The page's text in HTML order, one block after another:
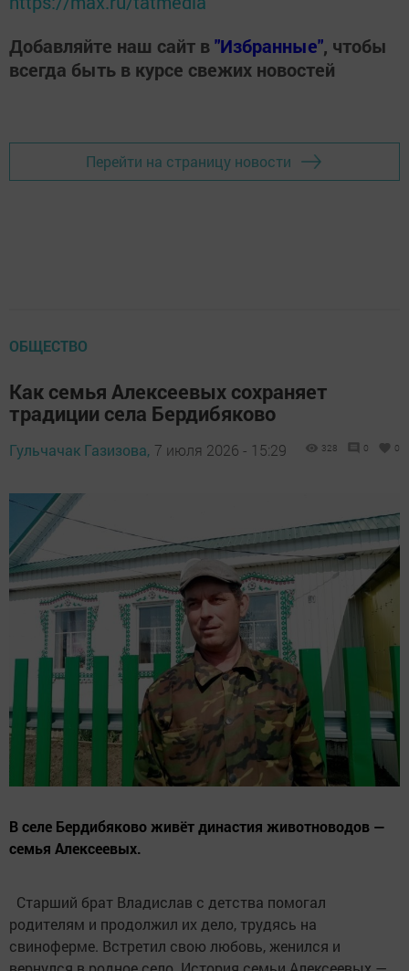
Добавляйте наш сайт в"Избранные", чтобы
всегда быть в курсе свежих новостей
Перейти на страницу новости
ОБЩЕСТВО
Как семья Алексеевых сохраняет
традиции села Бердибяково
Гульчачак Газизова, 7 июля 2026 - 15:29 328 0 0
В селе Бердибяково живёт династия животноводов —
семья Алексеевых.
Старший брат Владислав с детства помогал
родителям и продолжил их дело, трудясь на
свиноферме. Встретил свою любовь, женился и